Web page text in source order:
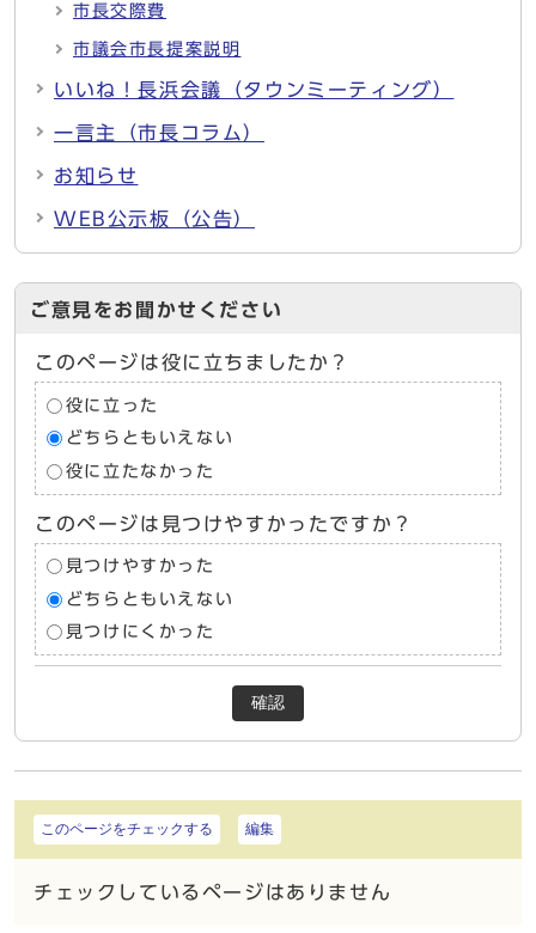
市長交際費
市議会市長提案説明
いいね！長浜会議（タウンミーティング）
一言主（市長コラム）
お知らせ
WEB公示板（公告）
ご意見をお聞かせください
このページは役に立ちましたか？
役に立った
どちらともいえない
役に立たなかった
このページは見つけやすかったですか？
見つけやすかった
どちらともいえない
見つけにくかった
確認
このページをチェックする 編集
チェックしているページはありません